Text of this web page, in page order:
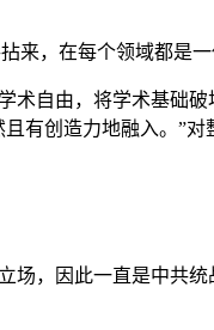
来，在每个领域都是一
术自由，将学术基础
有创造力地融入。”
，因此一直是中共